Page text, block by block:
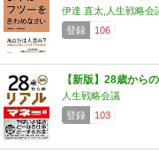
伊達 直太,人生戦略会
登録
106
【新版】28歳から
人生戦略会議
登録
103